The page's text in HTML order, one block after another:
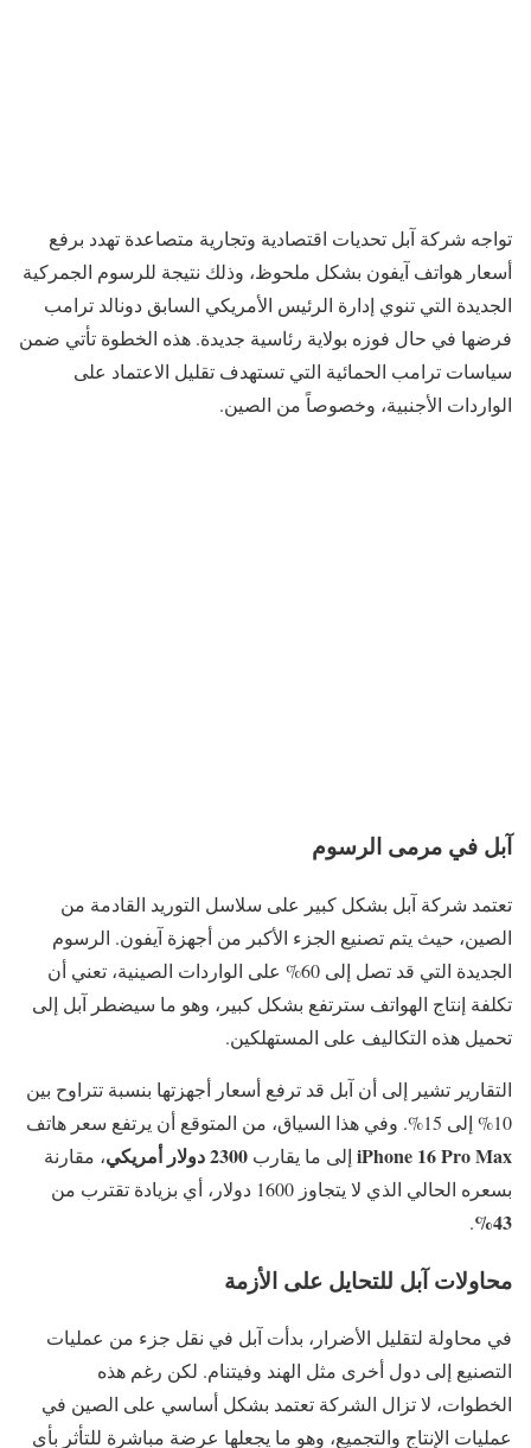
تواجه شركة آبل تحديات اقتصادية وتجارية متصاعدة تهدد برفع
أسعار هواتف آيفون بشكل ملحوظ، وذلك نتيجة للرسوم الجمركية
الجديدة التي تنوي إدارة الرئيس الأمريكي السابق دونالد ترامب
فرضها في حال فوزه بولاية رئاسية جديدة. هذه الخطوة تأتي ضمن
سياسات ترامب الحمائية التي تستهدف تقليل الاعتماد على
الواردات الأجنبية، وخصوصاً من الصين.
آبل في مرمى الرسوم
تعتمد شركة آبل بشكل كبير على سلاسل التوريد القادمة من
الصين، حيث يتم تصنيع الجزء الأكبر من أجهزة آيفون. الرسوم
الجديدة التي قد تصل إلى 60% على الواردات الصينية، تعني أن
تكلفة إنتاج الهواتف سترتفع بشكل كبير، وهو ما سيضطر آبل إلى
تحميل هذه التكاليف على المستهلكين.
التقارير تشير إلى أن آبل قد ترفع أسعار أجهزتها بنسبة تتراوح بين
10% إلى 15%. وفي هذا السياق، من المتوقع أن يرتفع سعر هاتف
iPhone 16 Pro Max إلى ما يقارب 2300 دولار أمريكي
، مقارنة
بسعره الحالي الذي لا يتجاوز 1600 دولار، أي بزيادة تقترب من
43%
.
محاولات آبل للتحايل على الأزمة
في محاولة لتقليل الأضرار، بدأت آبل في نقل جزء من عمليات
التصنيع إلى دول أخرى مثل الهند وفيتنام. لكن رغم هذه
الخطوات، لا تزال الشركة تعتمد بشكل أساسي على الصين في
عمليات الإنتاج والتجميع، وهو ما يجعلها عرضة مباشرة للتأثر بأي